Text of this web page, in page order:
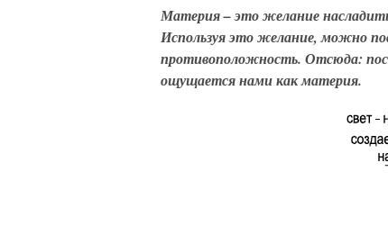
Материя – это желание
Используя это желание, можно
противоположность. Отсюда:
ощущается нами как материя.